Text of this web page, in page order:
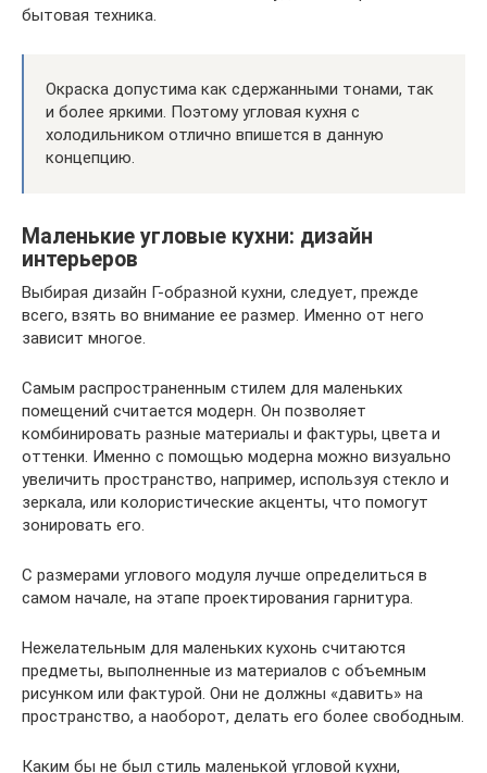
бытовая техника.
Окраска допустима как сдержанными тонами, так
и более яркими. Поэтому угловая кухня с
холодильником отлично впишется в данную
концепцию.
Маленькие угловые кухни: дизайн
интерьеров
Выбирая дизайн Г-образной кухни, следует, прежде
всего, взять во внимание ее размер. Именно от него
зависит многое.
Самым распространенным стилем для маленьких
помещений считается модерн. Он позволяет
комбинировать разные материалы и фактуры, цвета и
оттенки. Именно с помощью модерна можно визуально
увеличить пространство, например, используя стекло и
зеркала, или колористические акценты, что помогут
зонировать его.
С размерами углового модуля лучше определиться в
самом начале, на этапе проектирования гарнитура.
Нежелательным для маленьких кухонь считаются
предметы, выполненные из материалов с объемным
рисунком или фактурой. Они не должны «давить» на
пространство, а наоборот, делать его более свободным.
Каким бы не был стиль маленькой угловой кухни,